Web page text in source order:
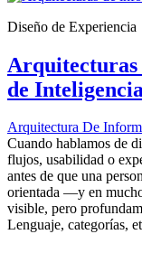
Diseño de Experiencia
Arquitecturas
de
Arquitectura De
Cuando hablamos de
flujos, usabilidad o
antes de que una
orientada —y en
visible, pero
Lenguaje, categorías,